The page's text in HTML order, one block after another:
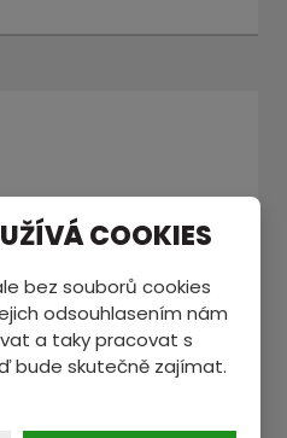
osobních údajů.
( *) jsou povinné.
COOKIES
bez souborů cookies
odsouhlasením nám
a taky pracovat s
bude skutečně zajímat.